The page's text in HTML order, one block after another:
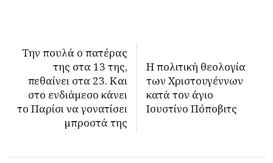
Την πουλά ο πατέρας
της στα 13 της,
πεθαίνει στα 23. Και
στο ενδιάμεσο κάνει
το Παρίσι να γονατίσει
μπροστά της
Η πολιτική θεολογία
των Χριστουγέννων
κατά τον άγιο
Ιουστίνο Πόποβιτς